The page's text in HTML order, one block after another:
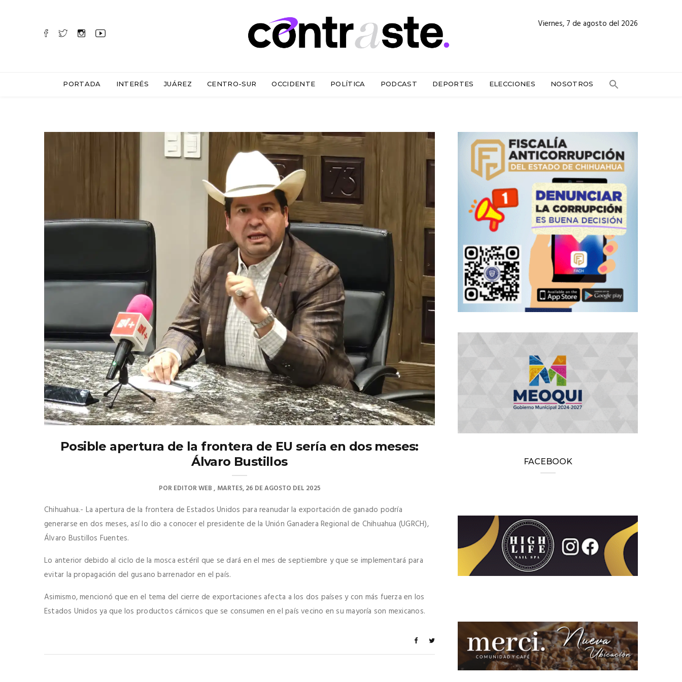
Viernes, 7 de agosto del 2026
PORTADA INTERÉS JUÁREZ CENTRO-SUR OCCIDENTE POLÍTICA PODCAST DEPORTES ELECCIONES NOSOTROS
Posible apertura de la frontera de EU sería en dos meses:
Álvaro Bustillos
POREDITOR WEB MARTES, 26 DE AGOSTO DEL 2025
Chihuahua.- La apertura de la frontera de Estados Unidos para reanudar la exportación de ganado podría
generarse en dos meses, así lo dio a conocer el presidente de la Unión Ganadera Regional de Chihuahua (UGRCH),
Álvaro Bustillos Fuentes.
Lo anterior debido al ciclo de la mosca estéril que se dará en el mes de septiembre y que se implementará para
evitar la propagación del gusano barrenador en el país.
Asimismo, mencionó que en el tema del cierre de exportaciones afecta a los dos países y con más fuerza en los
Estados Unidos ya que los productos cárnicos que se consumen en el país vecino en su mayoría son mexicanos.
FACEBOOK